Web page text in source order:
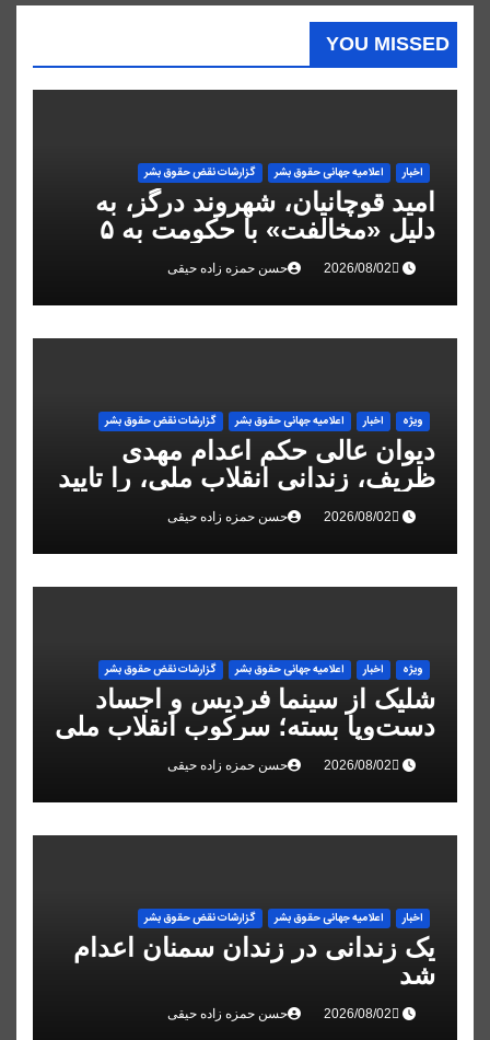
YOU MISSED
اخبار اعلاميه جهانی حقوق بشر گزارشات نقض حقوق بشر
امید قوچانیان، شهروند درگز، به
دلیل «مخالفت» با حکومت به ۵
سال زندان محکوم شد
حسن حمزه زاده حیقی
ویژه اخبار اعلاميه جهانی حقوق بشر گزارشات نقض حقوق بشر
دیوان عالی حکم اعدام مهدی
ظریف، زندانی انقلاب ملی، را تایید
کرد
حسن حمزه زاده حیقی
ویژه اخبار اعلاميه جهانی حقوق بشر گزارشات نقض حقوق بشر
شلیک از سینما فردیس و اجساد
دست‌وپا بسته؛ سرکوب انقلاب ملی
در البرز
حسن حمزه زاده حیقی
اخبار اعلاميه جهانی حقوق بشر گزارشات نقض حقوق بشر
یک زندانی در زندان سمنان اعدام
شد
حسن حمزه زاده حیقی